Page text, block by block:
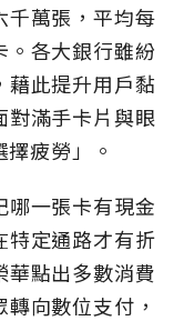
千萬張，平均每
各大銀行雖紛
藉此提升用戶黏
對滿手卡片與眼
疲勞」。
哪一張卡有現金
特定通路才有折
華點出多數消費
向數位支付，